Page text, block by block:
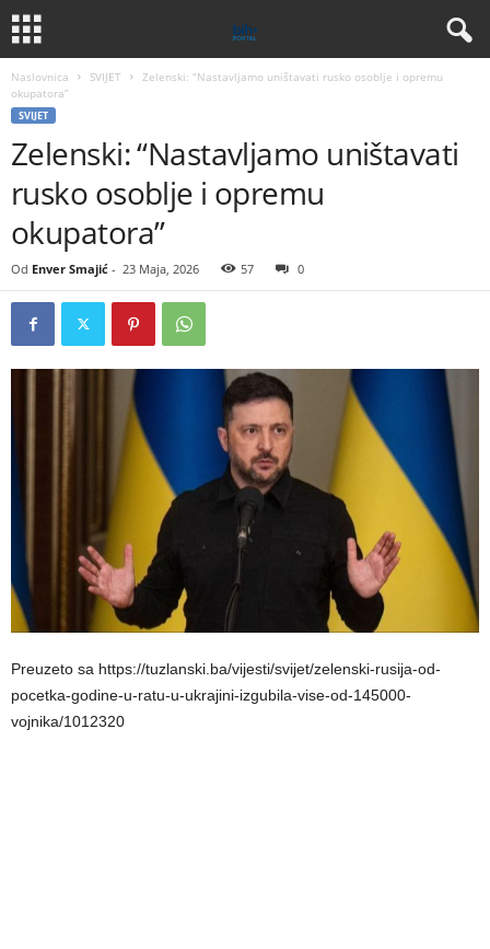
Naslovnica SVIJET
Zelenski: “Nastavljamo uništavati rusko osoblje i opremu
okupatora”
SVIJET
Zelenski: “Nastavljamo uništavati
rusko osoblje i opremu
okupatora”
Od Enver Smajić - 23 Maja, 2026 57 0
Preuzeto sa https://tuzlanski.ba/vijesti/svijet/zelenski-rusija-od-
pocetka-godine-u-ratu-u-ukrajini-izgubila-vise-od-145000-
vojnika/1012320